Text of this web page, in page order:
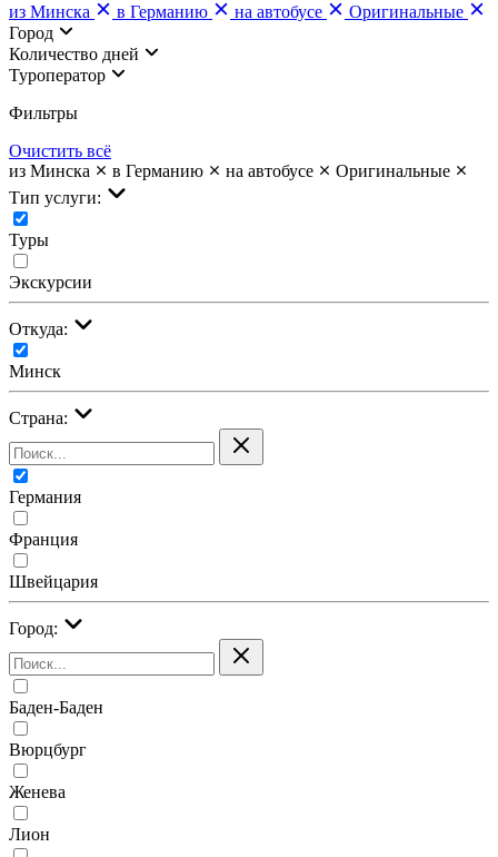
из Минска
в Германию на автобусе
Оригинальные
Город
Количество дней
Туроператор
Фильтры
Очистить всё
из Минска
в Германию на автобусе
Оригинальные
Тип услуги:
Туры
Экскурсии
Откуда:
Минск
Страна:
Германия
Франция
Швейцария
Город:
Баден-Баден
Вюрцбург
Женева
Лион